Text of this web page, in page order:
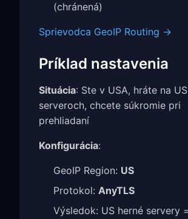
(chránená)
Sprievodca GeoIP Routing →
Príklad nastavenia
Situácia: Ste v USA, hráte na US
serveroch, chcete súkromie pri
prehliadaní
Konfigurácia:
GeoIP Region: US
Protokol: AnyTLS
Výsledok: US herné servery